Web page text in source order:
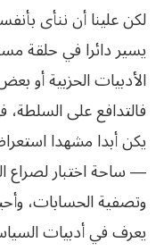
لكن علينا أن ننأى
يسير دائرا في حلقة
الأدبيات الحزبية أو
فالتدافع على
يكن أبدا مشهدا
— ساحة اختبار لصراع
وتصفية الحسابات،
يعرف في أدبيات